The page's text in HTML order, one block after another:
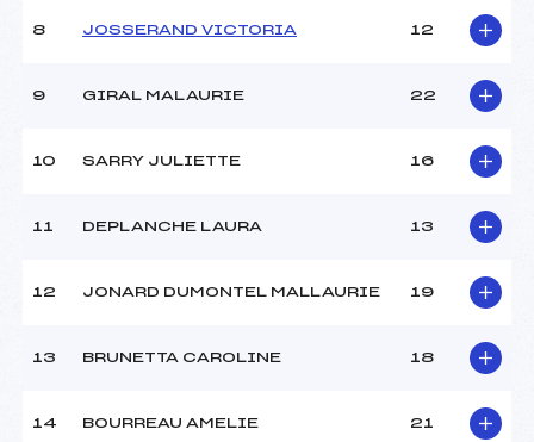
Ouvreurs B :
Neige :
DOUCE
29
13H00
Ouvreurs A :
8 JOSSERAND VICTORIA 12
9 GIRAL MALAURIE 22
10 SARRY JULIETTE 16
11 DEPLANCHE LAURA 13
12 JONARD DUMONTEL MALLAURIE 19
13 BRUNETTA CAROLINE 18
14 BOURREAU AMELIE 21